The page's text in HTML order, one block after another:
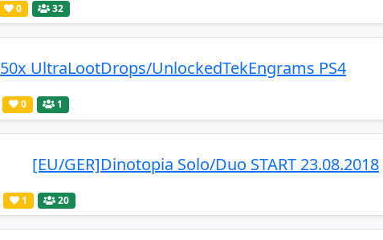
0 32
50x UltraLootDrops/UnlockedTekEngrams PS4
0 1
[EU/GER]Dinotopia Solo/Duo START 23.08.2018
1 20